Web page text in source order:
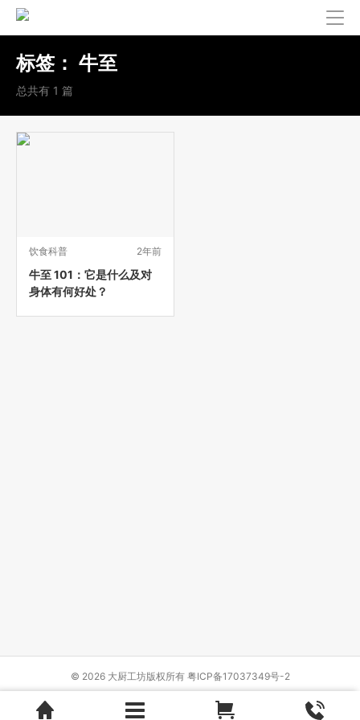
标签： 牛至
总共有 1 篇
饮食科普 2年前
牛至 101：它是什么及对
身体有何好处？
© 2026 大厨工坊版权所有 粤ICP备17037349号-2